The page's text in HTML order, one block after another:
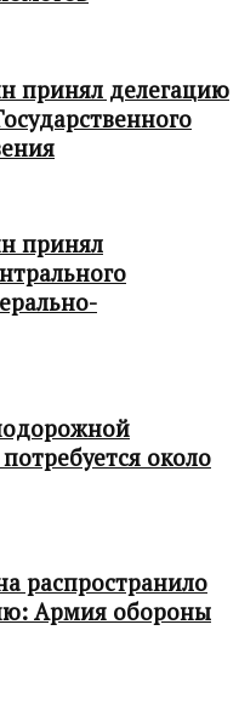
принял делегацию
принял
около
распространило
Армия обороны